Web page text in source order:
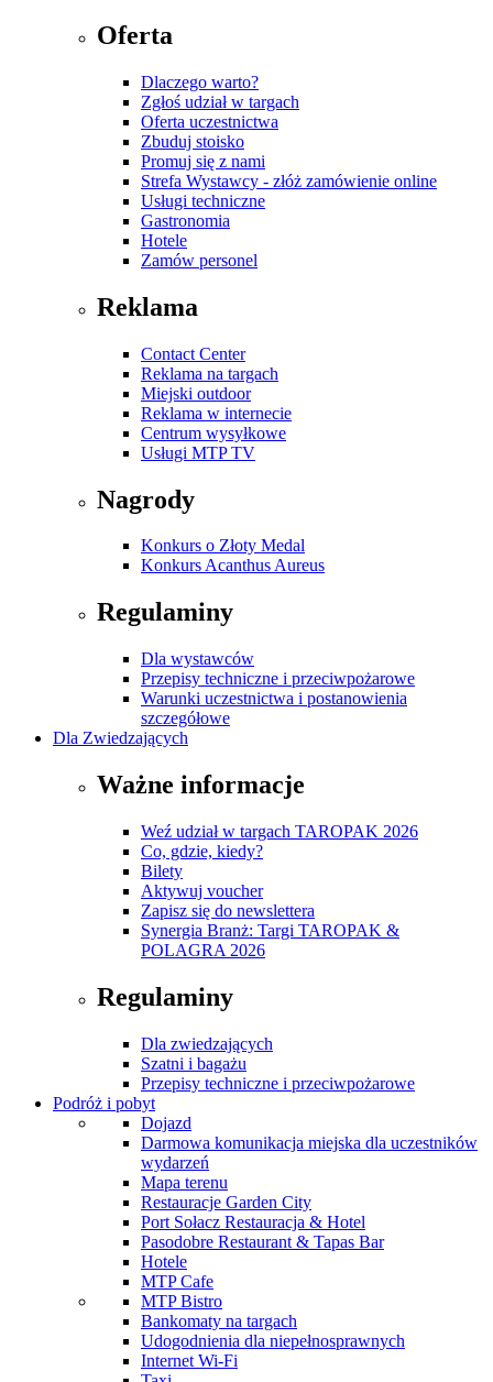
Oferta
Dlaczego warto?
Zgłoś udział w targach
Oferta uczestnictwa
Zbuduj stoisko
Promuj się z nami
Strefa Wystawcy - złóż zamówienie online
Usługi techniczne
Gastronomia
Hotele
Zamów personel
Reklama
Contact Center
Reklama na targach
Miejski outdoor
Reklama w internecie
Centrum wysyłkowe
Usługi MTP TV
Nagrody
Konkurs o Złoty Medal
Konkurs Acanthus Aureus
Regulaminy
Dla wystawców
Przepisy techniczne i przeciwpożarowe
Warunki uczestnictwa i postanowienia
szczegółowe
Dla Zwiedzających
Ważne informacje
Weź udział w targach TAROPAK 2026
Co, gdzie, kiedy?
Bilety
Aktywuj voucher
Zapisz się do newslettera
Synergia Branż: Targi TAROPAK &
POLAGRA 2026
Regulaminy
Dla zwiedzających
Szatni i bagażu
Przepisy techniczne i przeciwpożarowe
Podróż i pobyt
Dojazd
Darmowa komunikacja miejska dla uczestników
wydarzeń
Mapa terenu
Restauracje Garden City
Port Sołacz Restauracja & Hotel
Pasodobre Restaurant & Tapas Bar
Hotele
MTP Cafe
MTP Bistro
Bankomaty na targach
Udogodnienia dla niepełnosprawnych
Internet Wi-Fi